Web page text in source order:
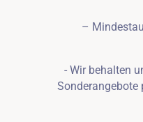
–
- Wir behalten
Sonderangebote